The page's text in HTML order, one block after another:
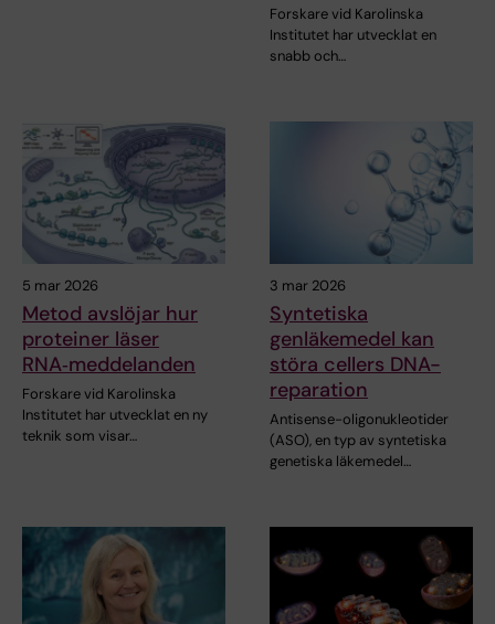
Forskare vid Karolinska
Institutet har utvecklat en
snabb och…
5 mar 2026
Metod avslöjar hur
proteiner läser
RNA‑meddelanden
Forskare vid Karolinska
Institutet har utvecklat en ny
teknik som visar…
3 mar 2026
Syntetiska
genläkemedel kan
störa cellers DNA-
reparation
Antisense-oligonukleotider
(ASO), en typ av syntetiska
genetiska läkemedel…